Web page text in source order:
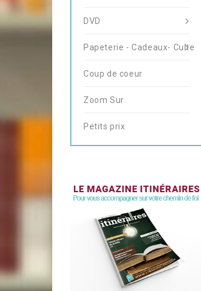
DVD
Papeterie - Cadeaux- Culte
Coup de coeur
Zoom Sur
Petits prix